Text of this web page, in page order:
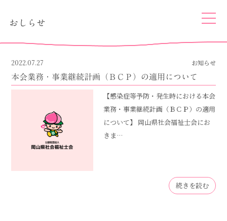
おしらせ
2022.07.27 お知らせ
本会業務・事業継続計画（ＢＣＰ）の適用について
【感染症等予防・発生時における本会
業務・事業継続計画（ＢＣＰ）の適用
について】 岡山県社会福祉士会にお
きま…
続きを読む